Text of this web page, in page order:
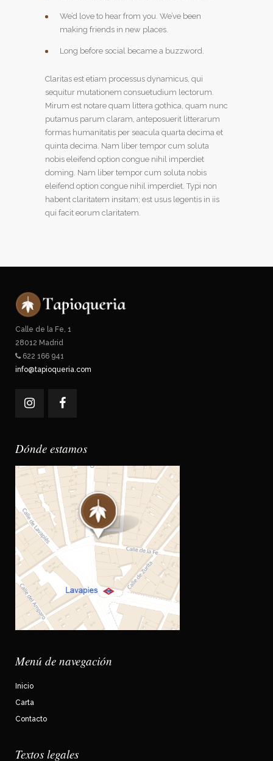
We’d love to hear from you. We’ve been
making friends in new places.
Long before social became a buzzword.
Claritas est etiam processus dynamicus, qui
sequitur mutationem consuetudium lectorum.
Mirum est notare quam littera gothica, quam nunc
putamus parum claram, anteposuerit litterarum
formas humanitatis per seacula quarta decima et
quinta decima. Nam liber tempor cum soluta
nobis eleifend option congue nihil imperdiet
doming. Nam liber tempor cum soluta nobis
eleifend option congue nihil imperdiet. Typi non
habent claritatem insitam; est usus legentis in iis
qui facit eorum claritatem.
Calle de la Fe, 1
28012 Madrid
622 166 941
info@tapioqueria.com
Dónde estamos
Menú de navegación
Inicio
Carta
Contacto
Textos legales